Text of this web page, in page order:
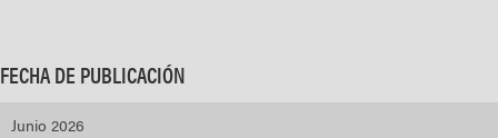
FECHA DE PUBLICACIÓN
Junio 2026